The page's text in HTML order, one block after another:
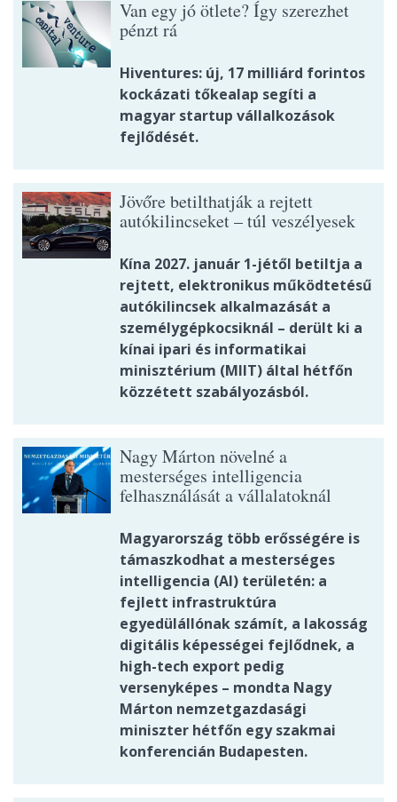
Van egy jó ötlete? Így szerezhet
pénzt rá
Hiventures: új, 17 milliárd forintos
kockázati tőkealap segíti a
magyar startup vállalkozások
fejlődését.
Jövőre betilthatják a rejtett
autókilincseket – túl veszélyesek
Kína 2027. január 1-jétől betiltja a
rejtett, elektronikus működtetésű
autókilincsek alkalmazását a
személygépkocsiknál – derült ki a
kínai ipari és informatikai
minisztérium (MIIT) által hétfőn
közzétett szabályozásból.
Nagy Márton növelné a
mesterséges intelligencia
felhasználását a vállalatoknál
Magyarország több erősségére is
támaszkodhat a mesterséges
intelligencia (AI) területén: a
fejlett infrastruktúra
egyedülállónak számít, a lakosság
digitális képességei fejlődnek, a
high-tech export pedig
versenyképes – mondta Nagy
Márton nemzetgazdasági
miniszter hétfőn egy szakmai
konferencián Budapesten.